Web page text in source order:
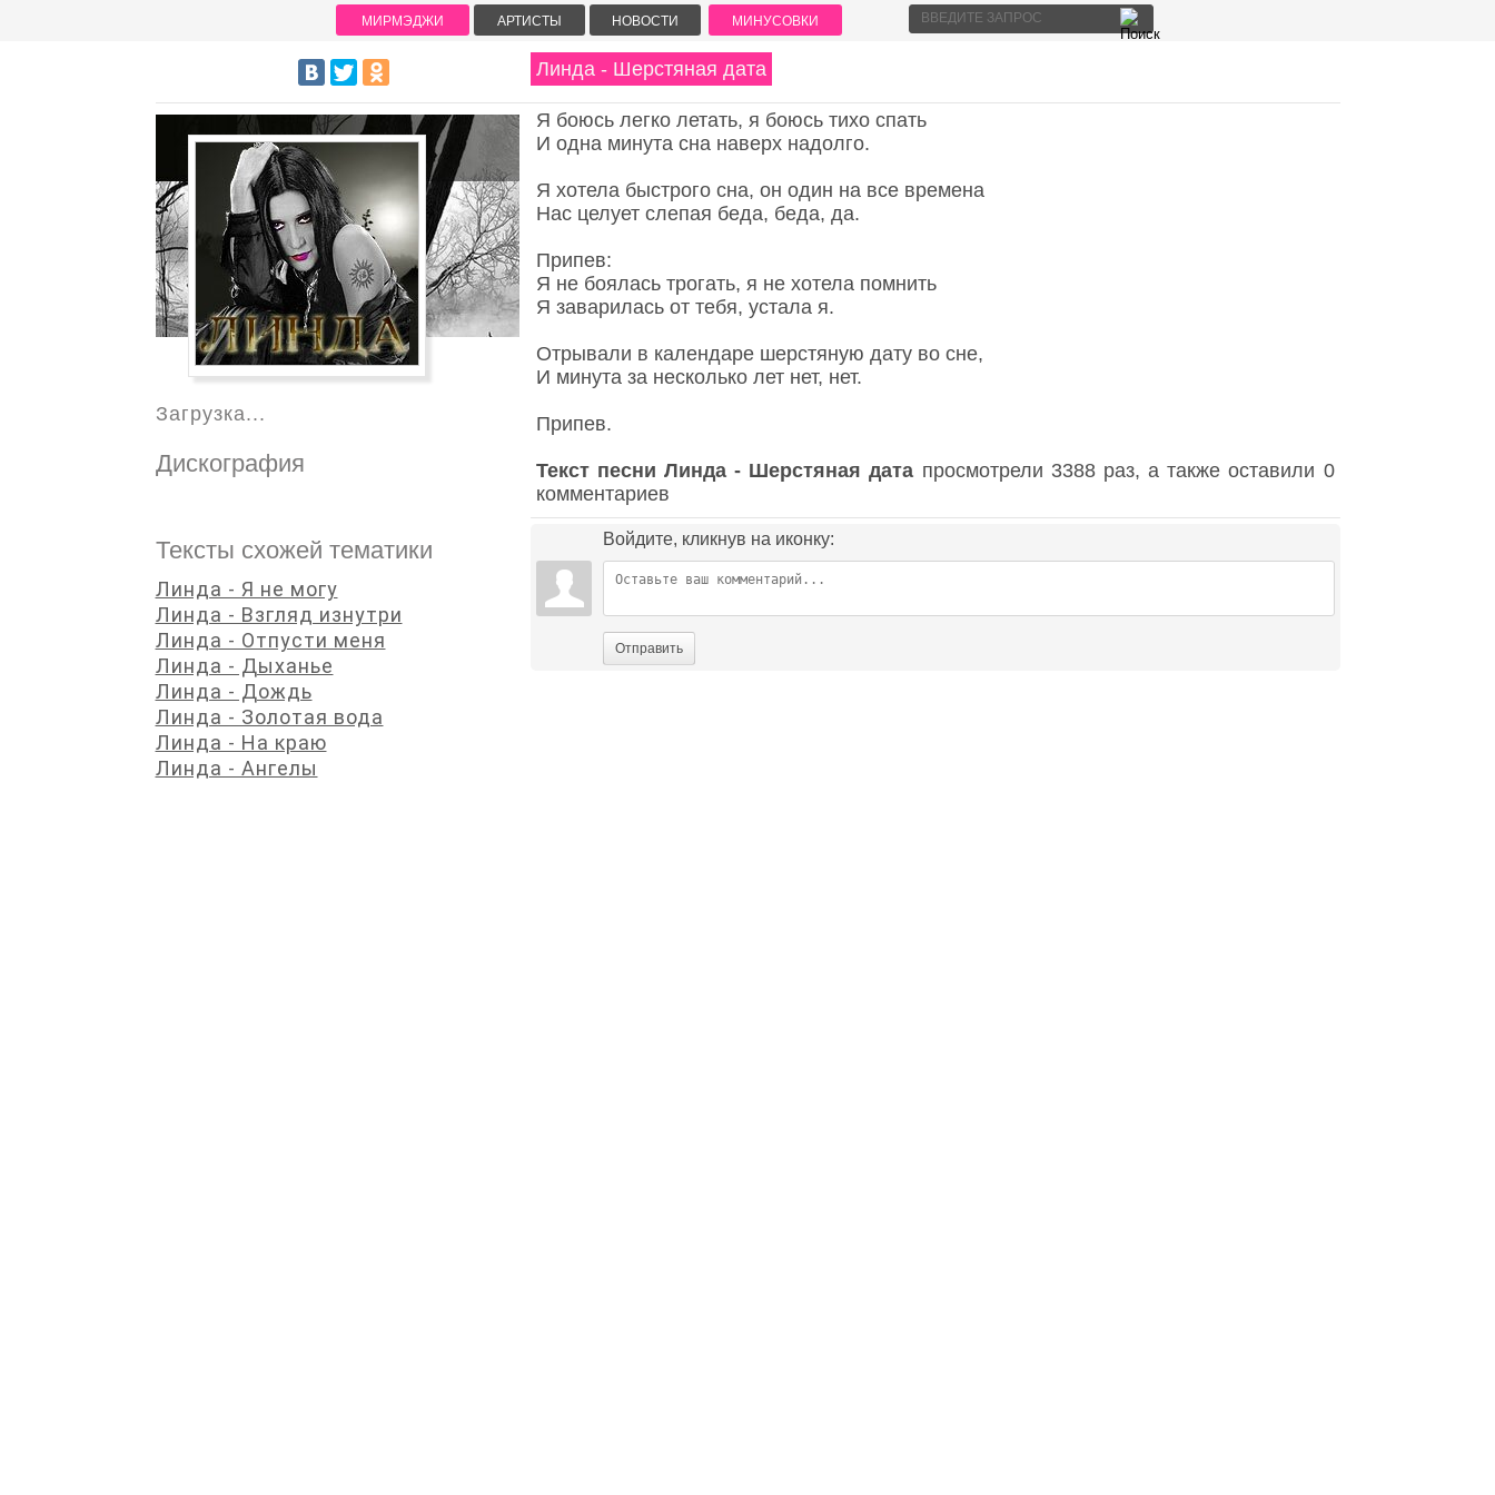
Линда - Шерстяная дата
Я боюсь легко летать, я боюсь тихо спать
И одна минута сна наверх надолго.
Я хотела быстрого сна, он один на все времена
Нас целует слепая беда, беда, да.
Припев:
Я не боялась трогать, я не хотела помнить
Я заварилась от тебя, устала я.
Отрывали в календаре шерстяную дату во сне,
И минута за несколько лет нет, нет.
Припев.
Текст песни Линда - Шерстяная дата просмотрели 3388 раз, а также оставили 0
комментариев
Войдите, кликнув на иконку:
Отправить
Загрузка...
Дискография
Тексты схожей тематики
Линда - Я не могу
Линда - Взгляд изнутри
Линда - Отпусти меня
Линда - Дыханье
Линда - Дождь
Линда - Золотая вода
Линда - На краю
Линда - Ангелы
МИРМЭДЖИ АРТИСТЫ НОВОСТИ МИНУСОВКИ